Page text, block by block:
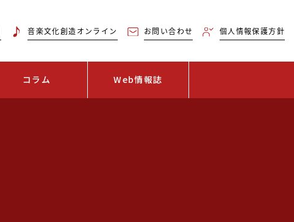
音楽文化創造オンライン お問い合わせ 個人情報保護方針
コラム Web情報誌